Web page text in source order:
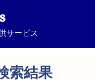
サービス
索結果